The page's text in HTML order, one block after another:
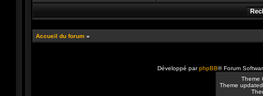
Accueil du forum »
Développé parphpBB® Forum
Theme
Theme